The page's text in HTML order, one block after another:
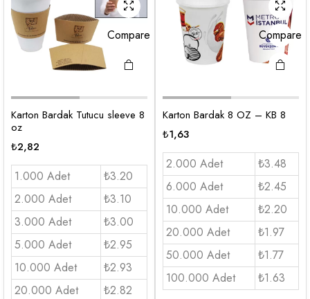
Compare
Karton Bardak Tutucu sleeve 8
oz
₺2,82
1.000 Adet
₺3.20
2.000 Adet
₺3.10
3.000 Adet
₺3.00
5.000 Adet
₺2.95
10.000 Adet
₺2.93
20.000 Adet
₺2.82
Compare
Karton Bardak 8 OZ – KB 8
₺1,63
2.000 Adet
₺3.48
6.000 Adet
₺2.45
10.000 Adet
₺2.20
20.000 Adet
₺1.97
50.000 Adet
₺1.77
100.000 Adet
₺1.63